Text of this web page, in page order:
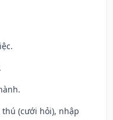
thú (cưới hỏi), nhập